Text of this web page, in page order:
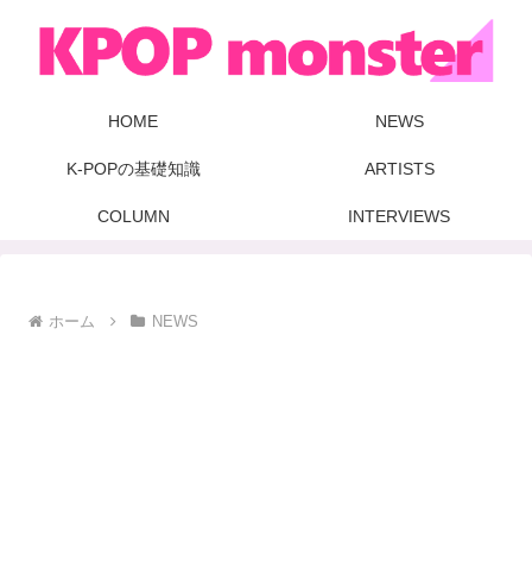
HOME NEWS
K-POPの基礎知識 ARTISTS
COLUMN INTERVIEWS
ホーム NEWS